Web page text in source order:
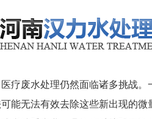
废水处理仍然面临诸多挑战。
能无法有效去除这些新出现的